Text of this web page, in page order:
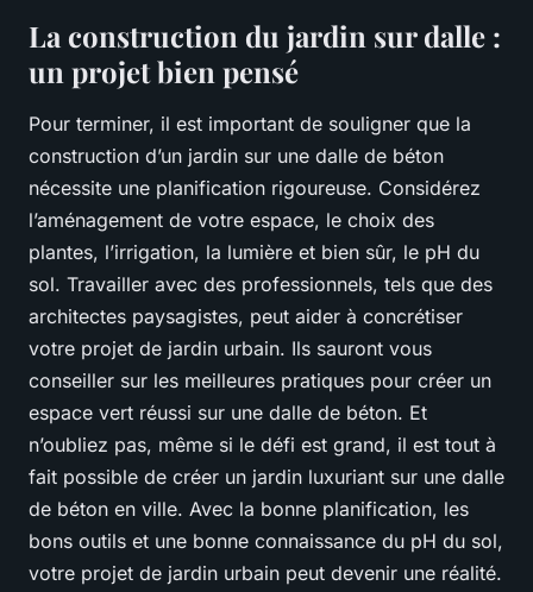
La construction du jardin sur dalle :
un projet bien pensé
Pour terminer, il est important de souligner que la
construction d’un jardin sur une dalle de béton
nécessite une planification rigoureuse. Considérez
l’aménagement de votre espace, le choix des
plantes, l’irrigation, la lumière et bien sûr, le pH du
sol. Travailler avec des professionnels, tels que des
architectes paysagistes, peut aider à concrétiser
votre projet de jardin urbain. Ils sauront vous
conseiller sur les meilleures pratiques pour créer un
espace vert réussi sur une dalle de béton. Et
n’oubliez pas, même si le défi est grand, il est tout à
fait possible de créer un jardin luxuriant sur une dalle
de béton en ville. Avec la bonne planification, les
bons outils et une bonne connaissance du pH du sol,
votre projet de jardin urbain peut devenir une réalité.